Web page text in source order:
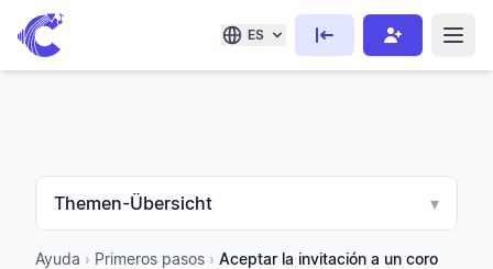
ES
Themen-Übersicht ▾
Ayuda › Primeros pasos › Aceptar la invitación a un coro